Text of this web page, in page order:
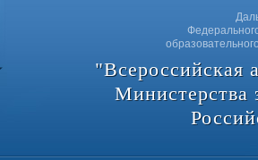
"Всероссийская
Министерства